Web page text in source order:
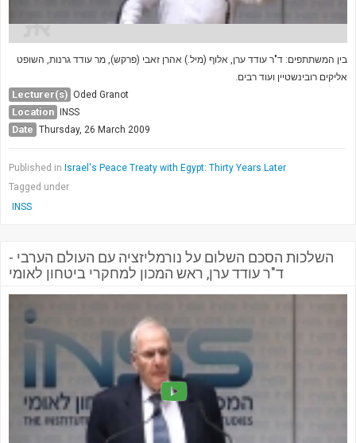
בין המשתתפים: ד"ר עודד ערן, אלוף (מיל.) אהרן זאבי (פרקש), מר עודד גרנות, השופט
אליקים רובינשטיין ועוד רבים.
Lecturer(s) Oded Granot
Location INSS
Date Thursday, 26 March 2009
Published in Israel's Peace Treaty with Egypt: Thirty Years Later
Tagged under
INSS
השלכות הסכם השלום על נורמליזציה עם העולם הערבי -
ד"ר עודד ערן, ראש המכון למחקרי ביטחון לאומי